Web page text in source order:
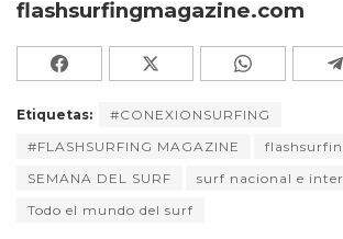
flashsurfingmagazine.com
Etiquetas:
#CONEXIONSURFING
#FLASHSURFING MAGAZINE
SEMANA DEL SURF
surf nacional e
Todo el mundo del surf